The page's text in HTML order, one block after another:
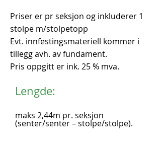
Priser er pr seksjon og inkluderer 1
stolpe m/stolpetopp
Evt. innfestingsmateriell kommer i
tillegg avh. av fundament.
Pris oppgitt er ink. 25 % mva.
Lengde:
maks 2,44m pr. seksjon
(senter/senter – stolpe/stolpe).